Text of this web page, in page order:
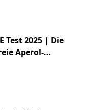
Test 2025 | Die
Aperol-